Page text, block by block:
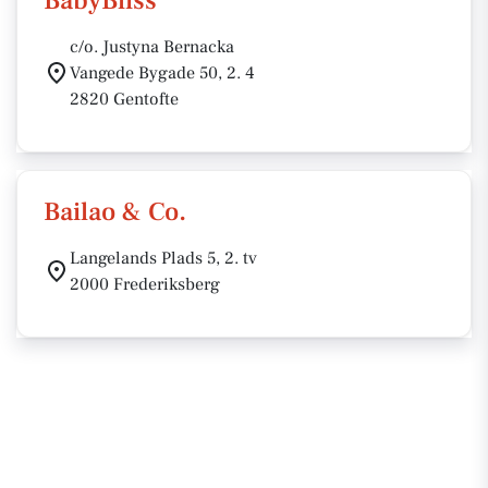
c/o. Justyna Bernacka
Vangede Bygade 50, 2. 4
2820 Gentofte
Bailao & Co.
Langelands Plads 5, 2. tv
2000 Frederiksberg